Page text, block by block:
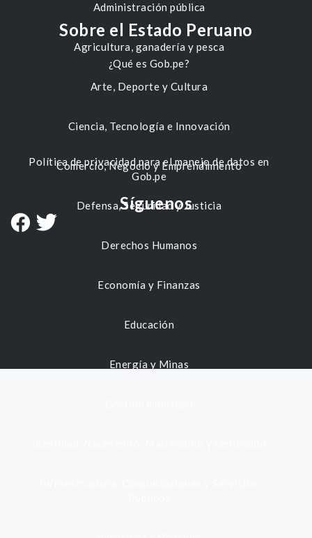
Administración pública
Agricultura, ganadería y pesca
Arte, Deporte y Cultura
Ciencia, Tecnología e Innovación
Comercio, Negocio y Emprendimiento
Defensa, Seguridad y Justicia
Derechos Humanos
Economía y Finanzas
Educación
Energía y Minas
Sobre el Estado Peruano
¿Qué es Gob.pe?
Política de privacidad para el manejo de datos en
Gob.pe
Síguenos